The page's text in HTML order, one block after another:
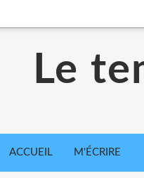
Le
ACCUEIL M'ÉCRIRE